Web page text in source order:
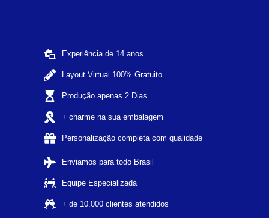
Experiência de 14 anos
Layout Virtual 100% Gratuito
Produção apenas 2 Dias
+ charme na sua embalagem
Personalização completa com qualidade
Enviamos para todo Brasil
Equipe Especializada
+ de 10.000 clientes atendidos